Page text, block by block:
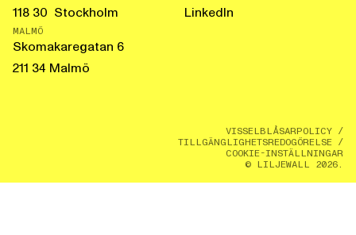
118 30 Stockholm
MALMÖ
Skomakaregatan 6
211 34 Malmö
LinkedIn
VISSELBLÅSARPOLICY
/
TILLGÄNGLIGHETSREDOGÖRELSE
/
COOKIE-INSTÄLLNINGAR
© LILJEWALL 2026.